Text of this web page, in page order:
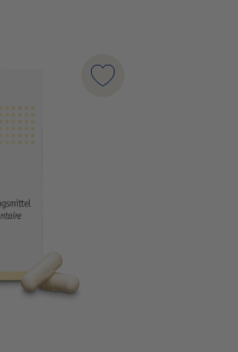
Marqueur le